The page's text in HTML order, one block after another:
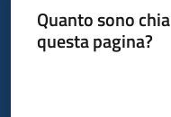
Quanto sono
questa pagina?